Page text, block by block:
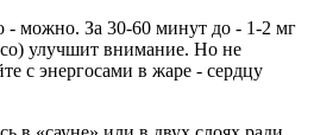
можно. За 30-60 минут до - 1-2 мг
улучшит внимание. Но не
с энергосами в жаре - сердцу